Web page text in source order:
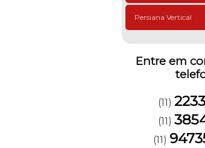
Persiana Vertical
Entre em
(11)
(11)
(11)